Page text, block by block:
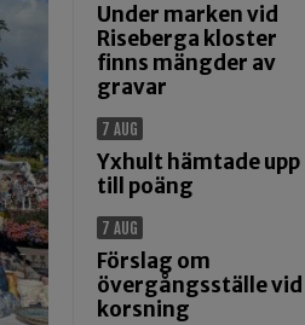
Under marken vid
Riseberga kloster
finns mängder av
gravar
7 AUG
Yxhult hämtade upp
till poäng
7 AUG
Förslag om
övergångsställe vid
korsning